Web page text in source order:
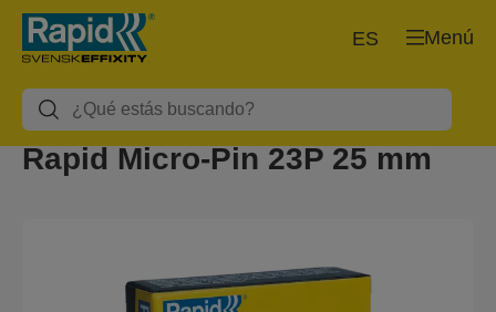
Menú
ES
Rapid Micro-Pin 23P 25 mm